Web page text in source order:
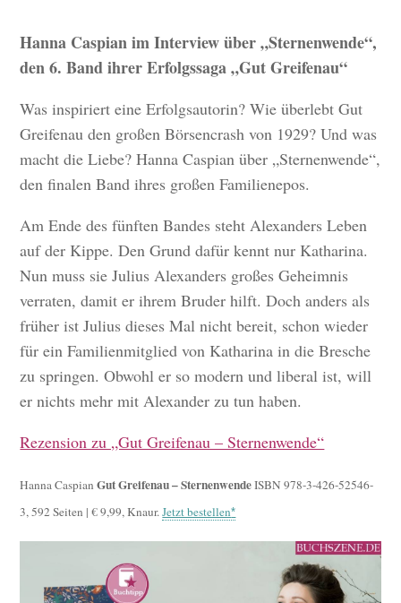
Hanna Caspian im Interview über „Sternenwende“,
den 6. Band ihrer Erfolgssaga „Gut Greifenau“
Was inspiriert eine Erfolgsautorin? Wie überlebt Gut
Greifenau den großen Börsencrash von 1929? Und was
macht die Liebe? Hanna Caspian über „Sternenwende“,
den finalen Band ihres großen Familienepos.
Am Ende des fünften Bandes steht Alexanders Leben
auf der Kippe. Den Grund dafür kennt nur Katharina.
Nun muss sie Julius Alexanders großes Geheimnis
verraten, damit er ihrem Bruder hilft. Doch anders als
früher ist Julius dieses Mal nicht bereit, schon wieder
für ein Familienmitglied von Katharina in die Bresche
zu springen. Obwohl er so modern und liberal ist, will
er nichts mehr mit Alexander zu tun haben.
Rezension zu „Gut Greifenau – Sternenwende“
Hanna CaspianGut Greifenau – SternenwendeISBN 978-3-426-52546-
3, 592 Seiten | € 9,99, Knaur.Jetzt bestellen